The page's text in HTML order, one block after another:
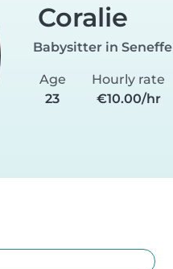
Coralie
Babysitter in Seneffe
Age
23
Hourly rate
€10.00/hr